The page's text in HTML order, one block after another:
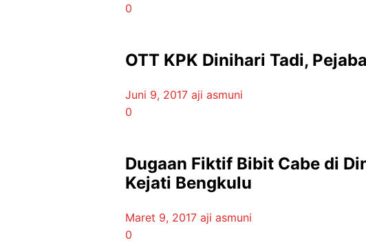
0
OTT KPK Dinihari Tadi,
Juni 9, 2017 aji asmuni
0
Dugaan Fiktif Bibit Cabe di
Kejati Bengkulu
Maret 9, 2017 aji asmuni
0